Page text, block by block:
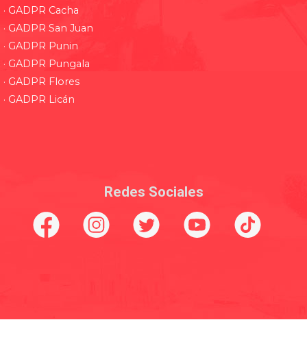
· GADPR Cacha
· GADPR San Juan
· GADPR Punin
· GADPR Pungala
· GADPR Flores
· GADPR Licán
Redes Sociales